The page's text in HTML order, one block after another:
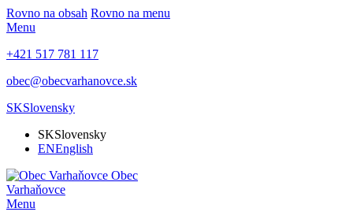
Rovno na obsah Rovno na menu
Menu
+421 517 781 117
obec@obecvarhanovce.sk
SKSlovensky
SKSlovensky
ENEnglish
Obec
Varhaňovce
Menu